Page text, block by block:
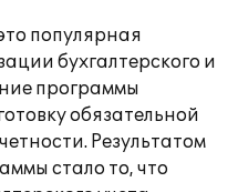
популярная
бухгалтерского и
программы
обязательной
Результатом
стало то, что